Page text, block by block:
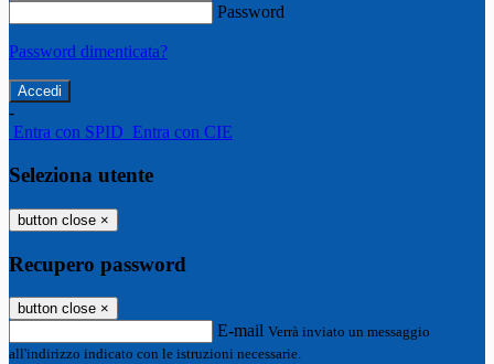
Password
Password dimenticata?
-
Entra con SPID Entra con CIE
Seleziona utente
button close ×
Recupero password
button close ×
E-mail Verrà inviato un messaggio
all'indirizzo indicato con le istruzioni necessarie.